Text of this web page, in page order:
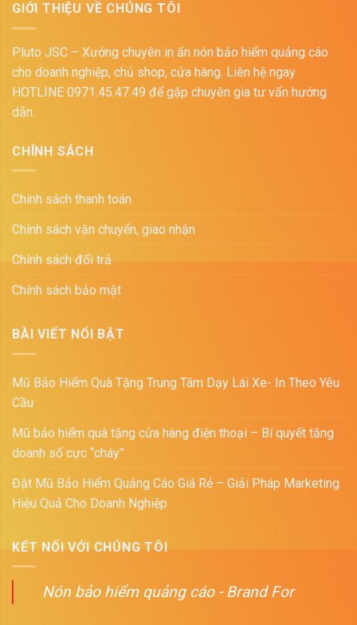
GIỚI THIỆU VỀ CHÚNG TÔI
Pluto JSC – Xưởng chuyên in ấn nón bảo hiểm quảng cáo
cho doanh nghiệp, chủ shop, cửa hàng. Liên hệ ngay
HOTLINE 0971.45.47.49 để gặp chuyên gia tư vấn hướng
dẫn.
CHÍNH SÁCH
Chính sách thanh toán
Chính sách vận chuyển, giao nhận
Chính sách đổi trả
Chính sách bảo mật
BÀI VIẾT NỔI BẬT
Mũ Bảo Hiểm Quà Tặng Trung Tâm Dạy Lái Xe- In Theo Yêu
Cầu
Mũ bảo hiểm quà tặng cửa hàng điện thoại – Bí quyết tăng
doanh số cực “cháy”
Đặt Mũ Bảo Hiểm Quảng Cáo Giá Rẻ – Giải Pháp Marketing
Hiệu Quả Cho Doanh Nghiệp
KẾT NỐI VỚI CHÚNG TÔI
Nón bảo hiểm quảng cáo - Brand For